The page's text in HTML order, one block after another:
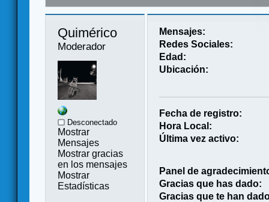
Quimérico
Moderador
Desconectado
Mostrar
Mensajes
Mostrar gracias
en los mensajes
Mostrar
Estadísticas
Mensajes:
Redes Sociales:
Edad:
Ubicación:
Fecha de registro:
Hora Local:
Última vez activo:
Panel de
Gracias que has dado:
Gracias que te han